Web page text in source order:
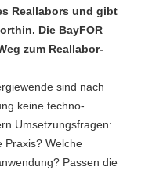
Reallabors und gibt
Die BayFOR
zum Reallabor-
sind nach
keine techno-
Umsetzungsfragen:
Praxis? Welche
Passen die